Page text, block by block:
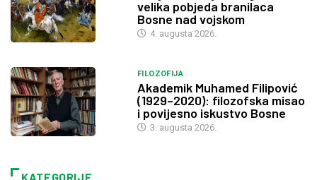
velika pobjeda branilaca
Bosne nad vojskom
4. augusta 2026.
FILOZOFIJA
Akademik Muhamed Filipović
(1929–2020): filozofska misao
i povijesno iskustvo Bosne
3. augusta 2026.
KATEGORIJE